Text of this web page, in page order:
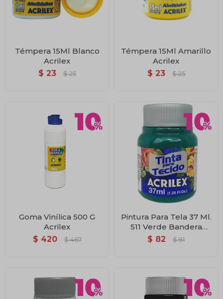
Témpera 15Ml Blanco
Acrilex
$ 23 $ 25
Témpera 15Ml Amarillo
Acrilex
$ 23 $ 25
Goma Vinílica 500 G
Acrilex
$ 420 $ 467
Pintura Para Tela 37 Ml.
511 Verde Bandera
Acrilex
$ 82 $ 91